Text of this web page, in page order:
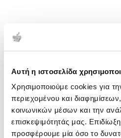
Αυτή η ιστοσελίδα
Χρησιμοποιούμε cookies για
περιεχομένου και
κοινωνικών μέσων και την
επισκεψιμότητάς μας.
προσφέρουμε μία όσο το